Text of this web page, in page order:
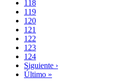
Page
118
Page
119
Página
actual
120
Page
121
Page
122
Page
123
Page
124
Siguiente
página
Siguiente ›
Última
Último »